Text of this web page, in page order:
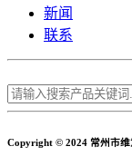
新闻
联系
Copyright © 2024 常州市维